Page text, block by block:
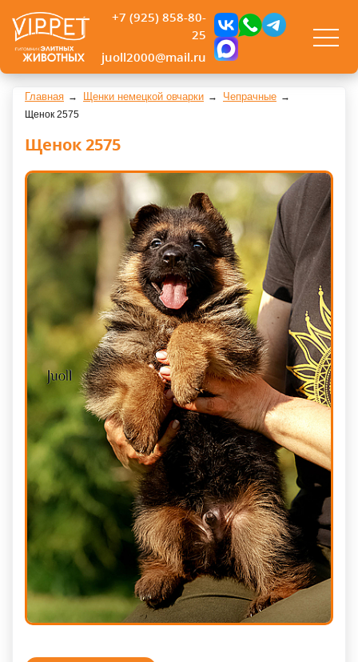
+7 (925) 858-80-
25
juoll2000@mail.ru
Главная Щенки немецкой овчарки Чепрачные
Щенок 2575
Щенок 2575